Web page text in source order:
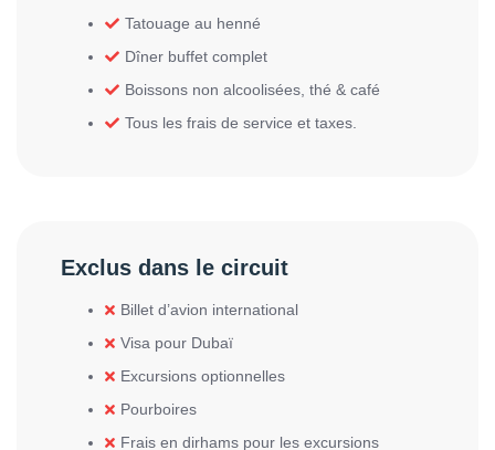
Tatouage au henné
Dîner buffet complet
Boissons non alcoolisées, thé & café
Tous les frais de service et taxes.
Exclus dans le circuit
Billet d’avion international
Visa pour Dubaï
Excursions optionnelles
Pourboires
Frais en dirhams pour les excursions